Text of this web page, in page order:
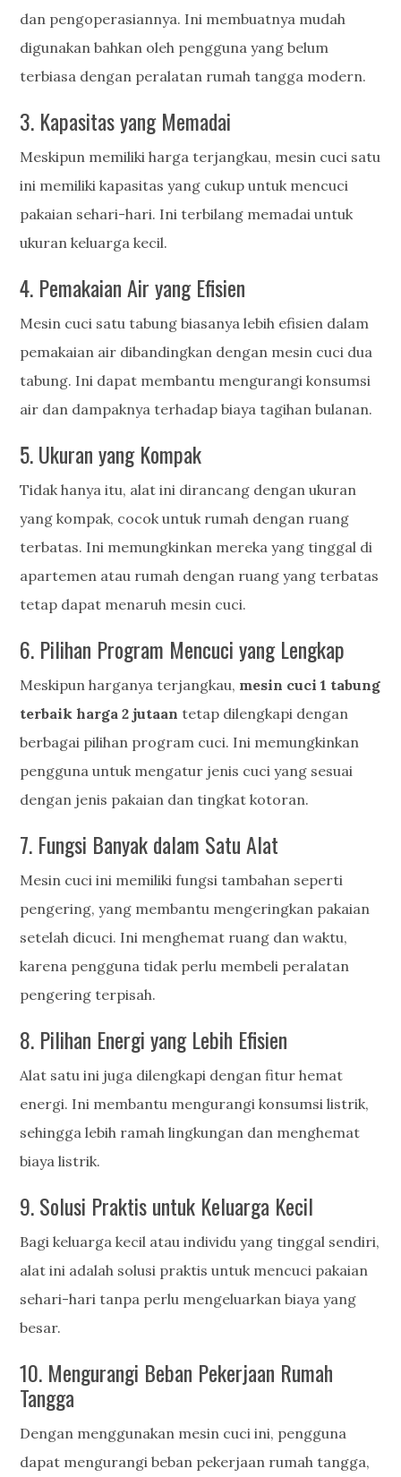
dan pengoperasiannya. Ini membuatnya mudah
digunakan bahkan oleh pengguna yang belum
terbiasa dengan peralatan rumah tangga modern.
3. Kapasitas yang Memadai
Meskipun memiliki harga terjangkau, mesin cuci satu
ini memiliki kapasitas yang cukup untuk mencuci
pakaian sehari-hari. Ini terbilang memadai untuk
ukuran keluarga kecil.
4. Pemakaian Air yang Efisien
Mesin cuci satu tabung biasanya lebih efisien dalam
pemakaian air dibandingkan dengan mesin cuci dua
tabung. Ini dapat membantu mengurangi konsumsi
air dan dampaknya terhadap biaya tagihan bulanan.
5. Ukuran yang Kompak
Tidak hanya itu, alat ini dirancang dengan ukuran
yang kompak, cocok untuk rumah dengan ruang
terbatas. Ini memungkinkan mereka yang tinggal di
apartemen atau rumah dengan ruang yang terbatas
tetap dapat menaruh mesin cuci.
6. Pilihan Program Mencuci yang Lengkap
Meskipun harganya terjangkau, mesin cuci1 tabung
terbaik harga 2 jutaan tetap dilengkapi dengan
berbagai pilihan program cuci. Ini memungkinkan
pengguna untuk mengatur jenis cuci yang sesuai
dengan jenis pakaian dan tingkat kotoran.
7. Fungsi Banyak dalam Satu Alat
Mesin cuci ini memiliki fungsi tambahan seperti
pengering, yang membantu mengeringkan pakaian
setelah dicuci. Ini menghemat ruang dan waktu,
karena pengguna tidak perlu membeli peralatan
pengering terpisah.
8. Pilihan Energi yang Lebih Efisien
Alat satu ini juga dilengkapi dengan fitur hemat
energi. Ini membantu mengurangi konsumsi listrik,
sehingga lebih ramah lingkungan dan menghemat
biaya listrik.
9. Solusi Praktis untuk Keluarga Kecil
Bagi keluarga kecil atau individu yang tinggal sendiri,
alat ini adalah solusi praktis untuk mencuci pakaian
sehari-hari tanpa perlu mengeluarkan biaya yang
besar.
10. Mengurangi Beban Pekerjaan Rumah
Tangga
Dengan menggunakan mesin cuci ini, pengguna
dapat mengurangi beban pekerjaan rumah tangga,